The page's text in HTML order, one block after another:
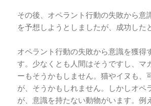
その後、オペラント行動の失敗から意
を予想しようとしましたが、成功した
オペラント行動の失敗から意識を獲得
す。少なくとも人間はそうですし、マ
ーもそうかもしません。猫やイヌも、
が、そうかもしれません。しかしオペ
が、意識を持たない動物がいます。例